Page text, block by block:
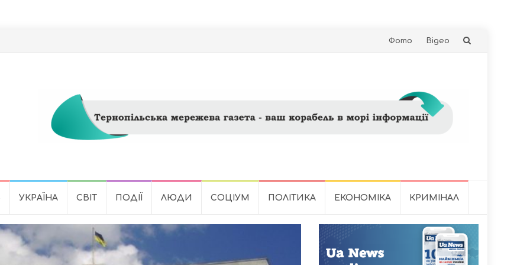
Skip
Фото Відео
УКРАЇНА СВІТ ПОДІЇ ЛЮДИ СОЦІУМ ПОЛІТИКА ЕКОНОМІКА КРИМІНАЛ